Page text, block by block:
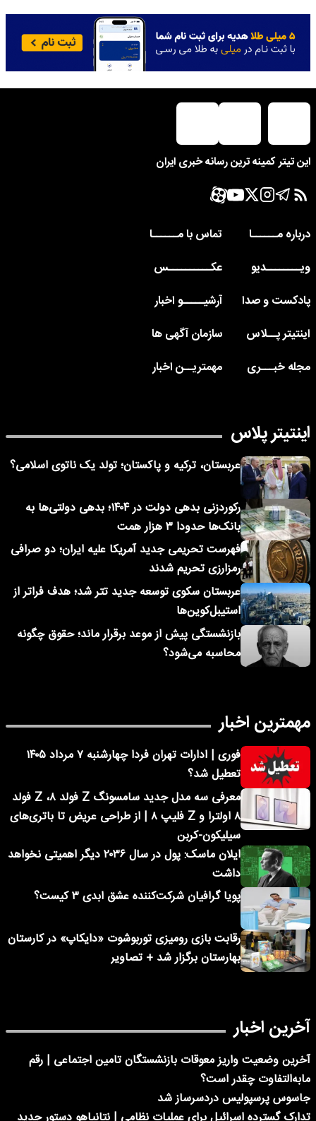
این تیتر کمینه ترین رسانه خبری ایران
درباره مــــــا
تماس با مــــــا
ویــــــــدیو
عکــــــــــس
پادکست و صدا
آرشیـــــو اخبار
اینتیتر پــلاس
سازمان آگهی ها
مجله خبـــری
مهمتریــن اخبار
اینتیتر پلاس
عربستان، ترکیه و پاکستان؛ تولد یک ناتوی اسلامی؟
رکوردزنی بدهی دولت در ۱۴۰۴؛ بدهی دولتی‌ها به
بانک‌ها حدودا ۳ هزار همت
فهرست تحریمی جدید آمریکا علیه ایران؛ دو صرافی
رمزارزی تحریم شدند
عربستان سکوی توسعه جدید تتر شد؛ هدف فراتر از
استیبل‌کوین‌ها
بازنشستگی پیش از موعد برقرار ماند؛ حقوق چگونه
محاسبه می‌شود؟
مهمترین اخبار
فوری | ادارات تهران فردا چهارشنبه ۷ مرداد ۱۴۰۵
تعطیل شد؟
معرفی سه مدل جدید سامسونگ Z فولد ۸، Z فولد
۸ اولترا و Z فلیپ ۸ | از طراحی عریض تا باتری‌های
سیلیکون-کربن
ایلان ماسک: پول در سال ۲۰۳۶ دیگر اهمیتی نخواهد
داشت
پویا گرافیان شرکت‌کننده عشق ابدی ۳ کیست؟
رقابت بازی رومیزی توربوشوت «دایکاپ» در کارستان
بهارستان برگزار شد + تصاویر
آخرین اخبار
آخرین وضعیت واریز معوقات بازنشستگان تامین اجتماعی | رقم
مابه‌التفاوت چقدر است؟
جاسوس پرسپولیس دردسرساز شد